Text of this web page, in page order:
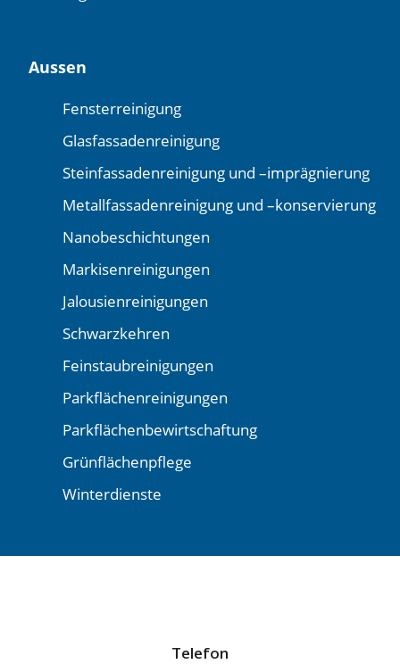
Aussen
Fensterreinigung
Glasfassadenreinigung
Steinfassadenreinigung und –imprägnierung
Metallfassadenreinigung und –konservierung
Nanobeschichtungen
Markisenreinigungen
Jalousienreinigungen
Schwarzkehren
Feinstaubreinigungen
Parkflächenreinigungen
Parkflächenbewirtschaftung
Grünflächenpflege
Winterdienste
Telefon